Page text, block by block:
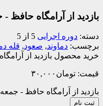
حافظ - جمعه 3 شهریورماه 1402
اجرایی 5 از 5
دماوند,صعود,قله دماوند,
بازدید از آرامگاه حافظ - جمعه 3
۳۰,۰۰۰
حافظ - جمعه 3 شهریورماه 1402 عدد